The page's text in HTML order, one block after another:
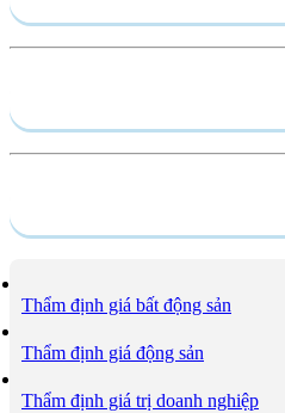
Thẩm định giá bất động sản
Thẩm định giá động sản
Thẩm định giá trị doanh nghiệp